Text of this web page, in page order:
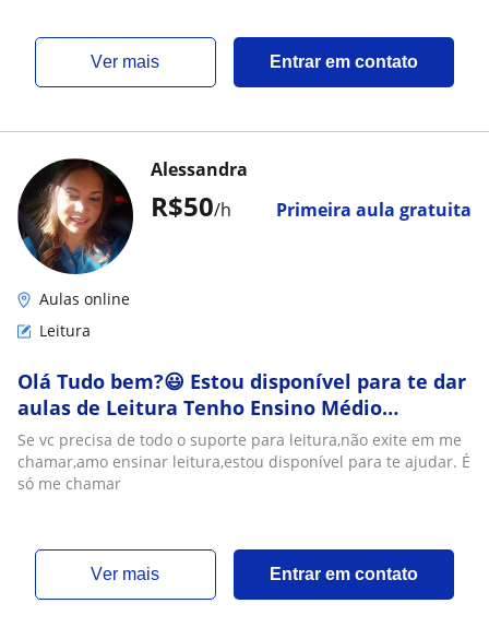
ver mais Entrar em contato
R$50/h Primeira aula gratuita
Alessandra
Aulas online
Leitura
Olá Tudo bem?😃 Estou disponível para te dar
aulas de Leitura Tenho Ensino Médio
Completo. E posso te ajudar ir mais a diante
😉 Se precisar pode me chamar !
Se vc precisa de todo o suporte para leitura,não exite em me
chamar,amo ensinar leitura,estou disponível para te ajudar. É
só me chamar
ver mais Entrar em contato